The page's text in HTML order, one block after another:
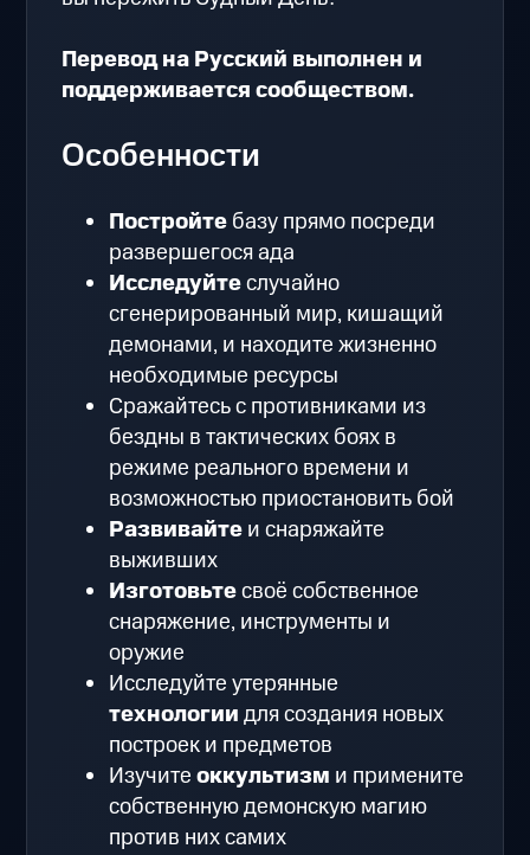
Перевод на Русский выполнен и
поддерживается сообществом.
Особенности
Постройтебазу прямо посреди
развершегося ада
Исследуйтеслучайно
сгенерированный мир, кишащий
демонами, и находите жизненно
необходимые ресурсы
Сражайтесь с противниками из
бездны в тактических боях в
режиме реального времени и
возможностью приостановить бой
Развивайтеи снаряжайте
выживших
Изготовьтесвоё собственное
снаряжение, инструменты и
оружие
Исследуйте утерянные
технологиидля создания новых
построек и предметов
Изучитеоккультизм и примените
собственную демонскую магию
против них самих